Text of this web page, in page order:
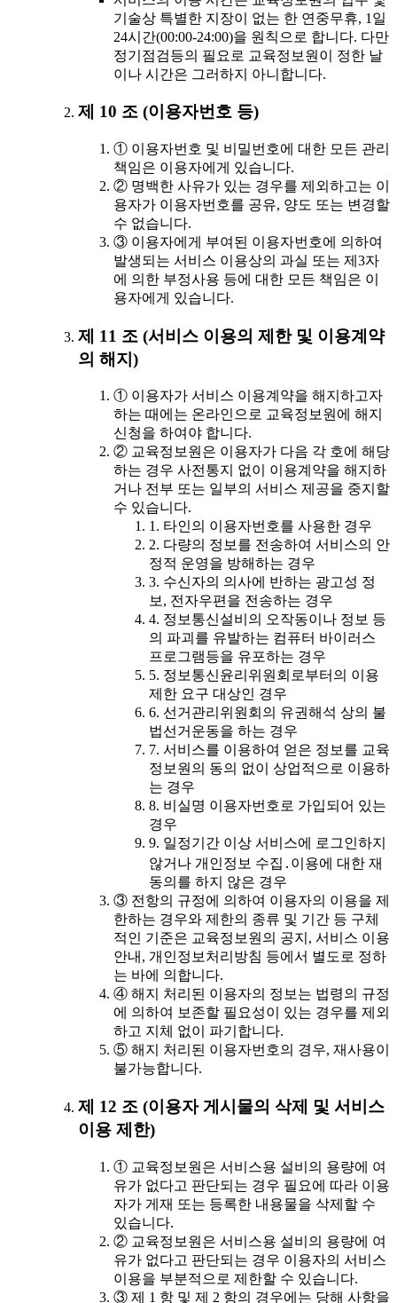
기술상 특별한 지장이 없는 한 연중무휴, 1일
24시간(00:00-24:00)을 원칙으로 합니다. 다만
정기점검등의 필요로 교육정보원이 정한 날
이나 시간은 그러하지 아니합니다.
제 10 조 (이용자번호 등)
① 이용자번호 및 비밀번호에 대한 모든 관리
책임은 이용자에게 있습니다.
② 명백한 사유가 있는 경우를 제외하고는 이
용자가 이용자번호를 공유, 양도 또는 변경할
수 없습니다.
③ 이용자에게 부여된 이용자번호에 의하여
발생되는 서비스 이용상의 과실 또는 제3자
에 의한 부정사용 등에 대한 모든 책임은 이
용자에게 있습니다.
제 11 조 (서비스 이용의 제한 및 이용계약
의 해지)
① 이용자가 서비스 이용계약을 해지하고자
하는 때에는 온라인으로 교육정보원에 해지
신청을 하여야 합니다.
② 교육정보원은 이용자가 다음 각 호에 해당
하는 경우 사전통지 없이 이용계약을 해지하
거나 전부 또는 일부의 서비스 제공을 중지할
수 있습니다.
1. 타인의 이용자번호를 사용한 경우
2. 다량의 정보를 전송하여 서비스의 안
정적 운영을 방해하는 경우
3. 수신자의 의사에 반하는 광고성 정
보, 전자우편을 전송하는 경우
4. 정보통신설비의 오작동이나 정보 등
의 파괴를 유발하는 컴퓨터 바이러스
프로그램등을 유포하는 경우
5. 정보통신윤리위원회로부터의 이용
제한 요구 대상인 경우
6. 선거관리위원회의 유권해석 상의 불
법선거운동을 하는 경우
7. 서비스를 이용하여 얻은 정보를 교육
정보원의 동의 없이 상업적으로 이용하
는 경우
8. 비실명 이용자번호로 가입되어 있는
경우
9. 일정기간 이상 서비스에 로그인하지
않거나 개인정보 수집․이용에 대한 재
동의를 하지 않은 경우
③ 전항의 규정에 의하여 이용자의 이용을 제
한하는 경우와 제한의 종류 및 기간 등 구체
적인 기준은 교육정보원의 공지, 서비스 이용
안내, 개인정보처리방침 등에서 별도로 정하
는 바에 의합니다.
④ 해지 처리된 이용자의 정보는 법령의 규정
에 의하여 보존할 필요성이 있는 경우를 제외
하고 지체 없이 파기합니다.
⑤ 해지 처리된 이용자번호의 경우, 재사용이
불가능합니다.
제 12 조 (이용자 게시물의 삭제 및 서비스
이용 제한)
① 교육정보원은 서비스용 설비의 용량에 여
유가 없다고 판단되는 경우 필요에 따라 이용
자가 게재 또는 등록한 내용물을 삭제할 수
있습니다.
② 교육정보원은 서비스용 설비의 용량에 여
유가 없다고 판단되는 경우 이용자의 서비스
이용을 부분적으로 제한할 수 있습니다.
③ 제 1 항 및 제 2 항의 경우에는 당해 사항을